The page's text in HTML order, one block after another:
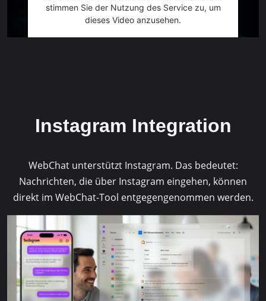
stimmen Sie der Nutzung des Service zu, um
dieses Video anzusehen.
Management Platform&eRecht24
Instagram Integration
WebChat unterstützt Instagram. Das bedeutet:
Nachrichten, die über Instagram eingehen, können
direkt im WebChat-Tool entgegengenommen werden.